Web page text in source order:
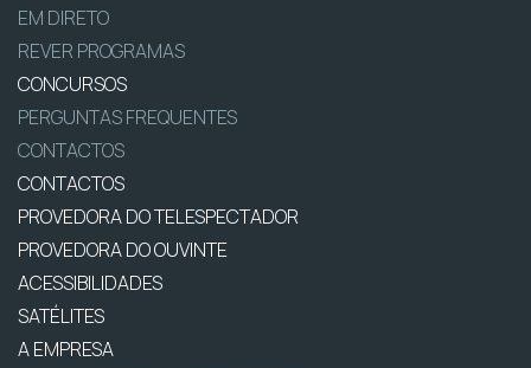
EM DIRETO
REVER PROGRAMAS
CONCURSOS
PERGUNTAS FREQUENTES
CONTACTOS
CONTACTOS
PROVEDORA DO TELESPECTADOR
PROVEDORA DO OUVINTE
ACESSIBILIDADES
SATÉLITES
A EMPRESA